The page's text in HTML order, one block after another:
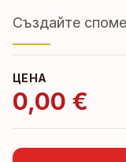
Създайте
ЦЕНА
0,00 €